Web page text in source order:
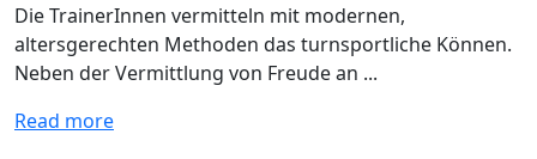
Die TrainerInnen vermitteln mit modernen,
altersgerechten Methoden das turnsportliche Können.
Neben der Vermittlung von Freude an ...
Read more